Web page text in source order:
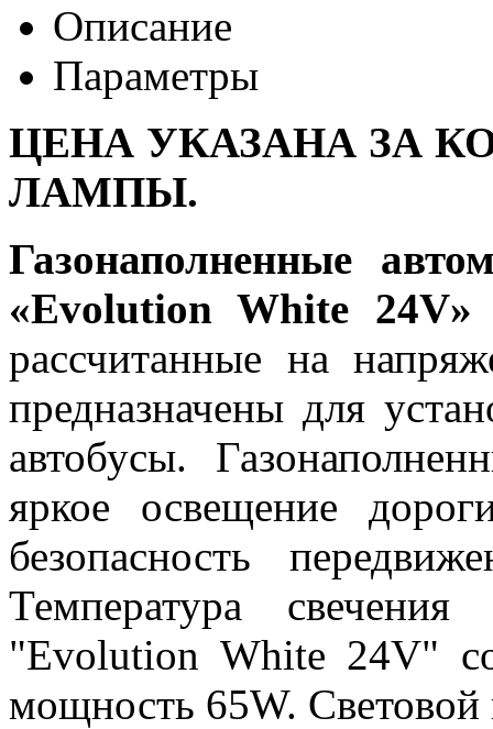
Описание
Параметры
ЦЕНА УКАЗАНА ЗА
ЛАМПЫ.
Газонаполненные
«Evolution White 24V»
рассчитанные на
предназначены для
автобусы.
яркое освещение
безопасность
Температура
"Evolution White 24V"
мощность 65W. Световой